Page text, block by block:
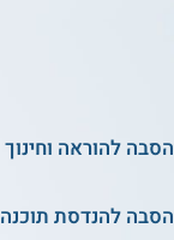
הסבה להוראה וחינוך
הסבה להנדסת תוכנה